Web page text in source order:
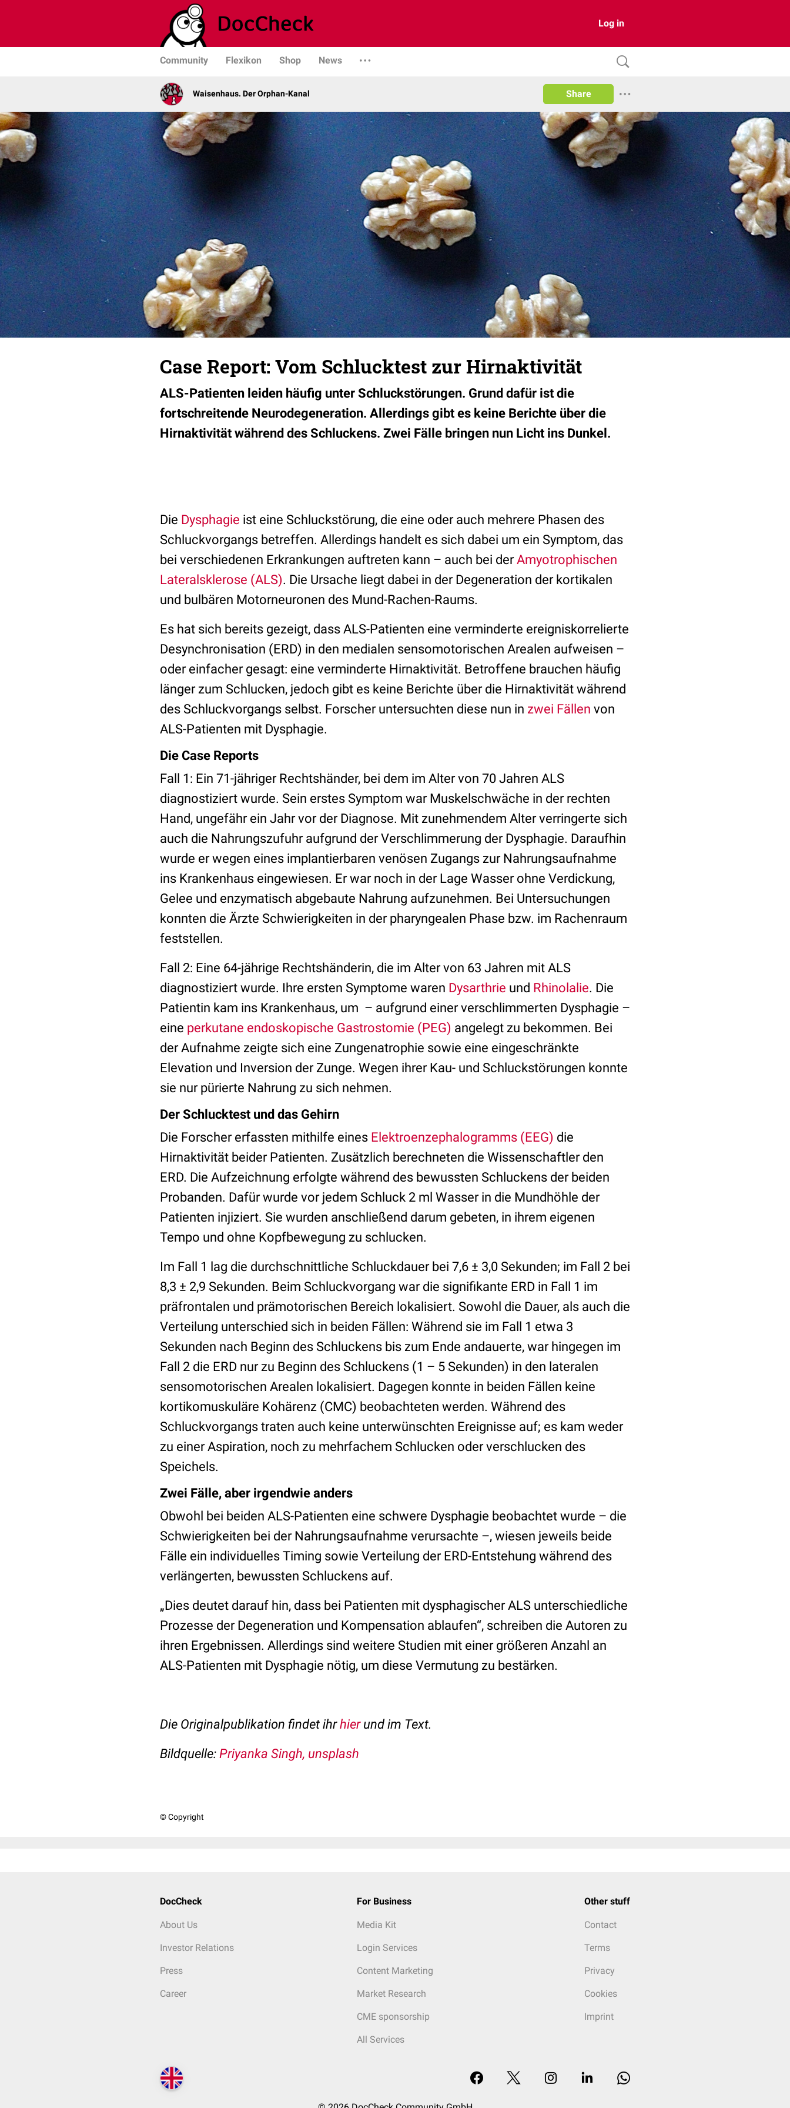
Log in
Community Flexikon Shop News
Waisenhaus. Der Orphan-Kanal Share
Case Report: Vom Schlucktest zur Hirnaktivität
ALS-Patienten leiden häufig unter Schluckstörungen. Grund dafür ist die
fortschreitende Neurodegeneration. Allerdings gibt es keine Berichte über die
Hirnaktivität während des Schluckens. Zwei Fälle bringen nun Licht ins Dunkel.
Die Dysphagie ist eine Schluckstörung, die eine oder auch mehrere Phasen des
Schluckvorgangs betreffen. Allerdings handelt es sich dabei um ein Symptom, das
bei verschiedenen Erkrankungen auftreten kann – auch bei derAmyotrophischen
Lateralsklerose (ALS). Die Ursache liegt dabei in der Degeneration der kortikalen
und bulbären Motorneuronen des Mund-Rachen-Raums.
Es hat sich bereits gezeigt, dass ALS-Patienten eine verminderte ereigniskorrelierte
Desynchronisation (ERD) in den medialen sensomotorischen Arealen aufweisen –
oder einfacher gesagt: eine verminderte Hirnaktivität. Betroffene brauchen häufig
länger zum Schlucken, jedoch gibt es keine Berichte über die Hirnaktivität während
des Schluckvorgangs selbst. Forscher untersuchten diese nun in zwei Fällen von
ALS-Patienten mit Dysphagie.
Die Case Reports
Fall 1: Ein 71-jähriger Rechtshänder, bei dem im Alter von 70 Jahren ALS
diagnostiziert wurde. Sein erstes Symptom war Muskelschwäche in der rechten
Hand, ungefähr ein Jahr vor der Diagnose. Mit zunehmendem Alter verringerte sich
auch die Nahrungszufuhr aufgrund der Verschlimmerung der Dysphagie. Daraufhin
wurde er wegen eines implantierbaren venösen Zugangs zur Nahrungsaufnahme
ins Krankenhaus eingewiesen. Er war noch in der Lage Wasser ohne Verdickung,
Gelee und enzymatisch abgebaute Nahrung aufzunehmen. Bei Untersuchungen
konnten die Ärzte Schwierigkeiten in der pharyngealen Phase bzw. im Rachenraum
feststellen.
Fall 2: Eine 64-jährige Rechtshänderin, die im Alter von 63 Jahren mit ALS
diagnostiziert wurde. Ihre ersten Symptome waren Dysarthrie und Rhinolalie. Die
Patientin kam ins Krankenhaus, um – aufgrund einer verschlimmerten Dysphagie –
eine perkutane endoskopische Gastrostomie (PEG) angelegt zu bekommen. Bei
der Aufnahme zeigte sich eine Zungenatrophie sowie eine eingeschränkte
Elevation und Inversion der Zunge. Wegen ihrer Kau- und Schluckstörungen konnte
sie nur pürierte Nahrung zu sich nehmen.
Der Schlucktest und das Gehirn
Die Forscher erfassten mithilfe eines Elektroenzephalogramms (EEG) die
Hirnaktivität beider Patienten. Zusätzlich berechneten die Wissenschaftler den
ERD. Die Aufzeichnung erfolgte während des bewussten Schluckens der beiden
Probanden. Dafür wurde vor jedem Schluck 2 ml Wasser in die Mundhöhle der
Patienten injiziert. Sie wurden anschließend darum gebeten, in ihrem eigenen
Tempo und ohne Kopfbewegung zu schlucken.
Im Fall 1 lag die durchschnittliche Schluckdauer bei 7,6 ± 3,0 Sekunden; im Fall 2 bei
8,3 ± 2,9 Sekunden. Beim Schluckvorgang war die signifikante ERD in Fall 1 im
präfrontalen und prämotorischen Bereich lokalisiert. Sowohl die Dauer, als auch die
Verteilung unterschied sich in beiden Fällen: Während sie im Fall 1 etwa 3
Sekunden nach Beginn des Schluckens bis zum Ende andauerte, war hingegen im
Fall 2 die ERD nur zu Beginn des Schluckens (1 – 5 Sekunden) in den lateralen
sensomotorischen Arealen lokalisiert. Dagegen konnte in beiden Fällen keine
kortikomuskuläre Kohärenz (CMC) beobachteten werden. Während des
Schluckvorgangs traten auch keine unterwünschten Ereignisse auf; es kam weder
zu einer Aspiration, noch zu mehrfachem Schlucken oder verschlucken des
Speichels.
Zwei Fälle, aber irgendwie anders
Obwohl bei beiden ALS-Patienten eine schwere Dysphagie beobachtet wurde – die
Schwierigkeiten bei der Nahrungsaufnahme verursachte –, wiesen jeweils beide
Fälle ein individuelles Timing sowie Verteilung der ERD-Entstehung während des
verlängerten, bewussten Schluckens auf.
„Dies deutet darauf hin, dass bei Patienten mit dysphagischer ALS unterschiedliche
Prozesse der Degeneration und Kompensation ablaufen“, schreiben die Autoren zu
ihren Ergebnissen. Allerdings sind weitere Studien mit einer größeren Anzahl an
ALS-Patienten mit Dysphagie nötig, um diese Vermutung zu bestärken.
Die Originalpublikation findet ihrhier und im Text.
Bildquelle: Priyanka Singh, unsplash
© Copyright
DocCheck
About Us
Investor Relations
Press
Career
For Business
Media Kit
Login Services
Content Marketing
Market Research
CME sponsorship
All Services
Other stuff
Contact
Terms
Privacy
Cookies
Imprint